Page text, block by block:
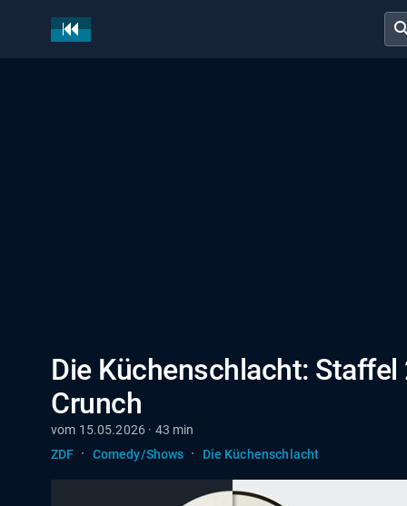
Die Küchenschlacht:
Crunch
vom 15.05.2026 · 43 min
ZDF · Comedy/Shows · Die Küchenschlacht